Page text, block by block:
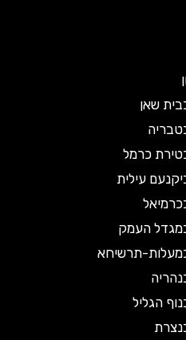
כרמל
עילית
העמק
תרשיחא